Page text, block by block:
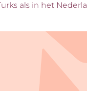
als in het